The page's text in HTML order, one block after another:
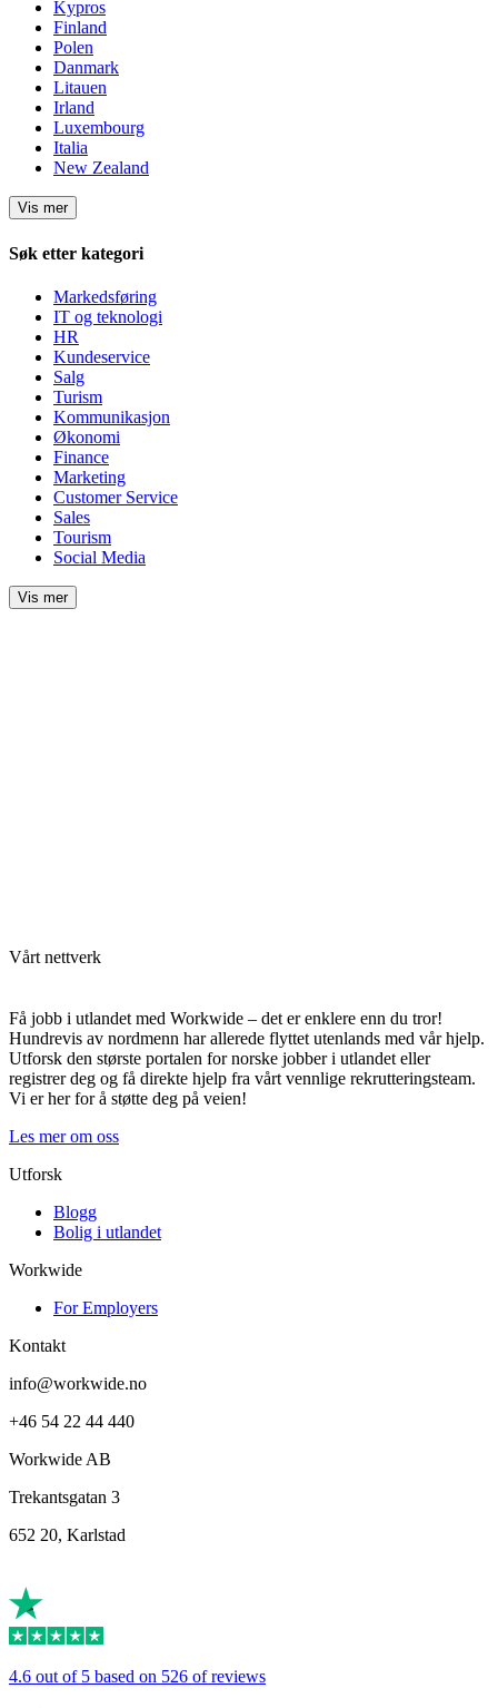
Kypros
Finland
Polen
Danmark
Litauen
Irland
Luxembourg
Italia
New Zealand
Vis mer
Søk etter kategori
Markedsføring
IT og teknologi
HR
Kundeservice
Salg
Turism
Kommunikasjon
Økonomi
Finance
Marketing
Customer Service
Sales
Tourism
Social Media
Vis mer
Vårt nettverk
Få jobb i utlandet med Workwide – det er enklere enn du tror!
Hundrevis av nordmenn har allerede flyttet utenlands med vår hjelp.
Utforsk den største portalen for norske jobber i utlandet eller
registrer deg og få direkte hjelp fra vårt vennlige rekrutteringsteam.
Vi er her for å støtte deg på veien!
Les mer om oss
Utforsk
Blogg
Bolig i utlandet
Workwide
For Employers
Kontakt
info@workwide.no
+46 54 22 44 440
Workwide AB
Trekantsgatan 3
652 20, Karlstad
4.6 out of 5 based on 526 of reviews